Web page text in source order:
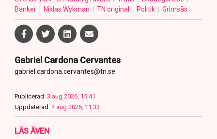
Banker
Niklas Wykman TN original Politik Grimsås
Gabriel Cardona Cervantes
gabriel.cardona.cervantes@tn.se
Publicerad: 3 aug 2026, 15:41
Uppdaterad: 4 aug 2026, 11:33
LÄS ÄVEN